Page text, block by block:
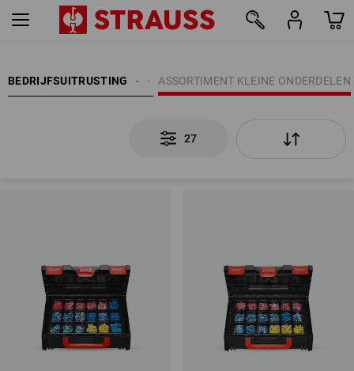
BEDRIJFSUITRUSTING ASSORTIMENT KLEINE ONDERDELEN
| KANTOORINRICHTING
27
27